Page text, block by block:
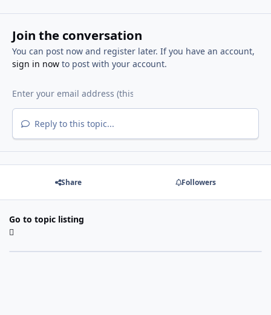
Join the conversation
You can post now and register later. If you have an account,
sign in nowto post with your account.
Reply to this topic...
Share Followers
Go to topic listing